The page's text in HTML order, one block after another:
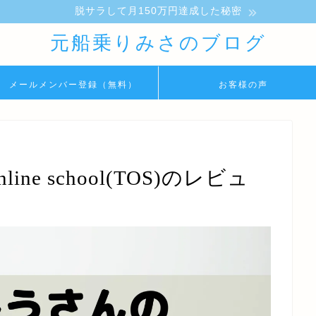
脱サラして月150万円達成した秘密
元船乗りみさのブログ
メールメンバー登録（無料） お客様の声
school(TOS)のレビュ